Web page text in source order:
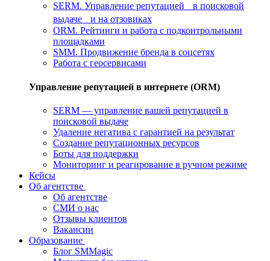
SERM. Управление репутацией в поисковой
выдаче и на отзовиках
ORM. Рейтинги и работа с подконтрольными
площадками
SMM. Продвижение бренда в соцсетях
Работа с геосервисами
Управление репутацией в интернете (ORM)
SERM — управление вашей репутацией в
поисковой выдаче
Удаление негатива с гарантией на результат
Создание репутационных ресурсов
Боты для поддержки
Мониторинг и реагирование в ручном режиме
Кейсы
Об агентстве
Об агентстве
СМИ о нас
Отзывы клиентов
Вакансии
Образование
Блог SMMagic